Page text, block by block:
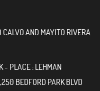
CALVO AND MAYITO RIVERA
- PLACE : LEHMAN
BEDFORD PARK BLVD